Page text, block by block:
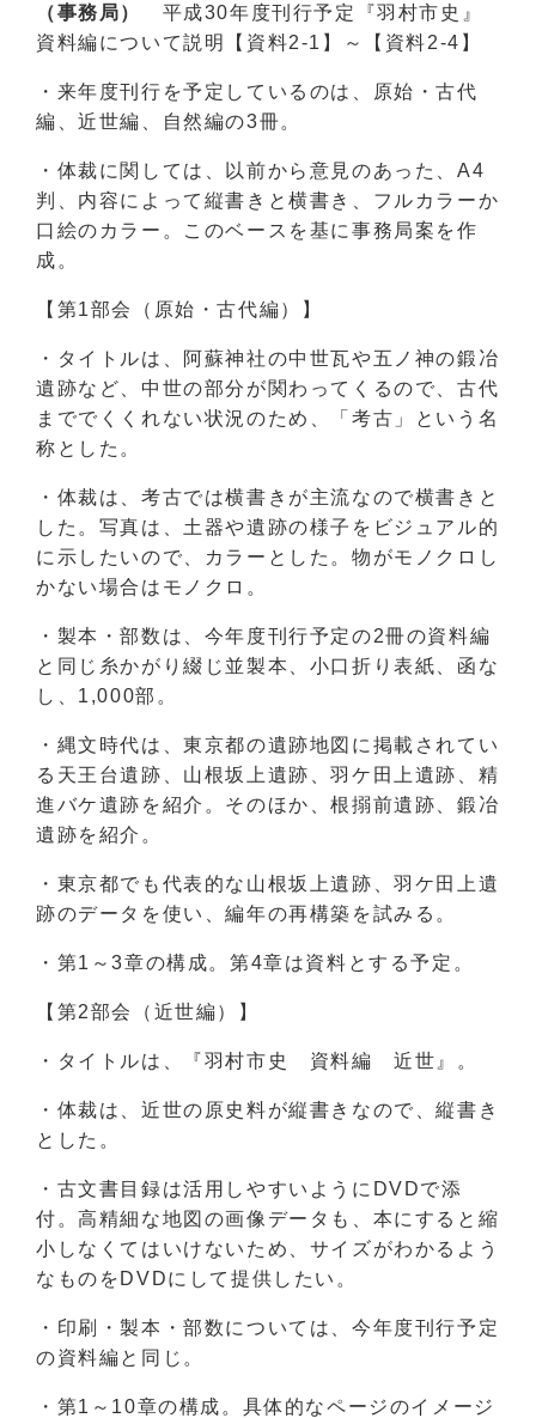
（事務局） 平成30年度刊行予定『羽村市史』
資料編について説明【資料2-1】～【資料2-4】
・来年度刊行を予定しているのは、原始・古代
編、近世編、自然編の3冊。
・体裁に関しては、以前から意見のあった、A4
判、内容によって縦書きと横書き、フルカラーか
口絵のカラー。このベースを基に事務局案を作
成。
【第1部会（原始・古代編）】
・タイトルは、阿蘇神社の中世瓦や五ノ神の鍛冶
遺跡など、中世の部分が関わってくるので、古代
まででくくれない状況のため、「考古」という名
称とした。
・体裁は、考古では横書きが主流なので横書きと
した。写真は、土器や遺跡の様子をビジュアル的
に示したいので、カラーとした。物がモノクロし
かない場合はモノクロ。
・製本・部数は、今年度刊行予定の2冊の資料編
と同じ糸かがり綴じ並製本、小口折り表紙、函な
し、1,000部。
・縄文時代は、東京都の遺跡地図に掲載されてい
る天王台遺跡、山根坂上遺跡、羽ケ田上遺跡、精
進バケ遺跡を紹介。そのほか、根搦前遺跡、鍛冶
遺跡を紹介。
・東京都でも代表的な山根坂上遺跡、羽ケ田上遺
跡のデータを使い、編年の再構築を試みる。
・第1～3章の構成。第4章は資料とする予定。
【第2部会（近世編）】
・タイトルは、『羽村市史 資料編 近世』。
・体裁は、近世の原史料が縦書きなので、縦書き
とした。
・古文書目録は活用しやすいようにDVDで添
付。高精細な地図の画像データも、本にすると縮
小しなくてはいけないため、サイズがわかるよう
なものをDVDにして提供したい。
・印刷・製本・部数については、今年度刊行予定
の資料編と同じ。
・第1～10章の構成。具体的なページのイメージ